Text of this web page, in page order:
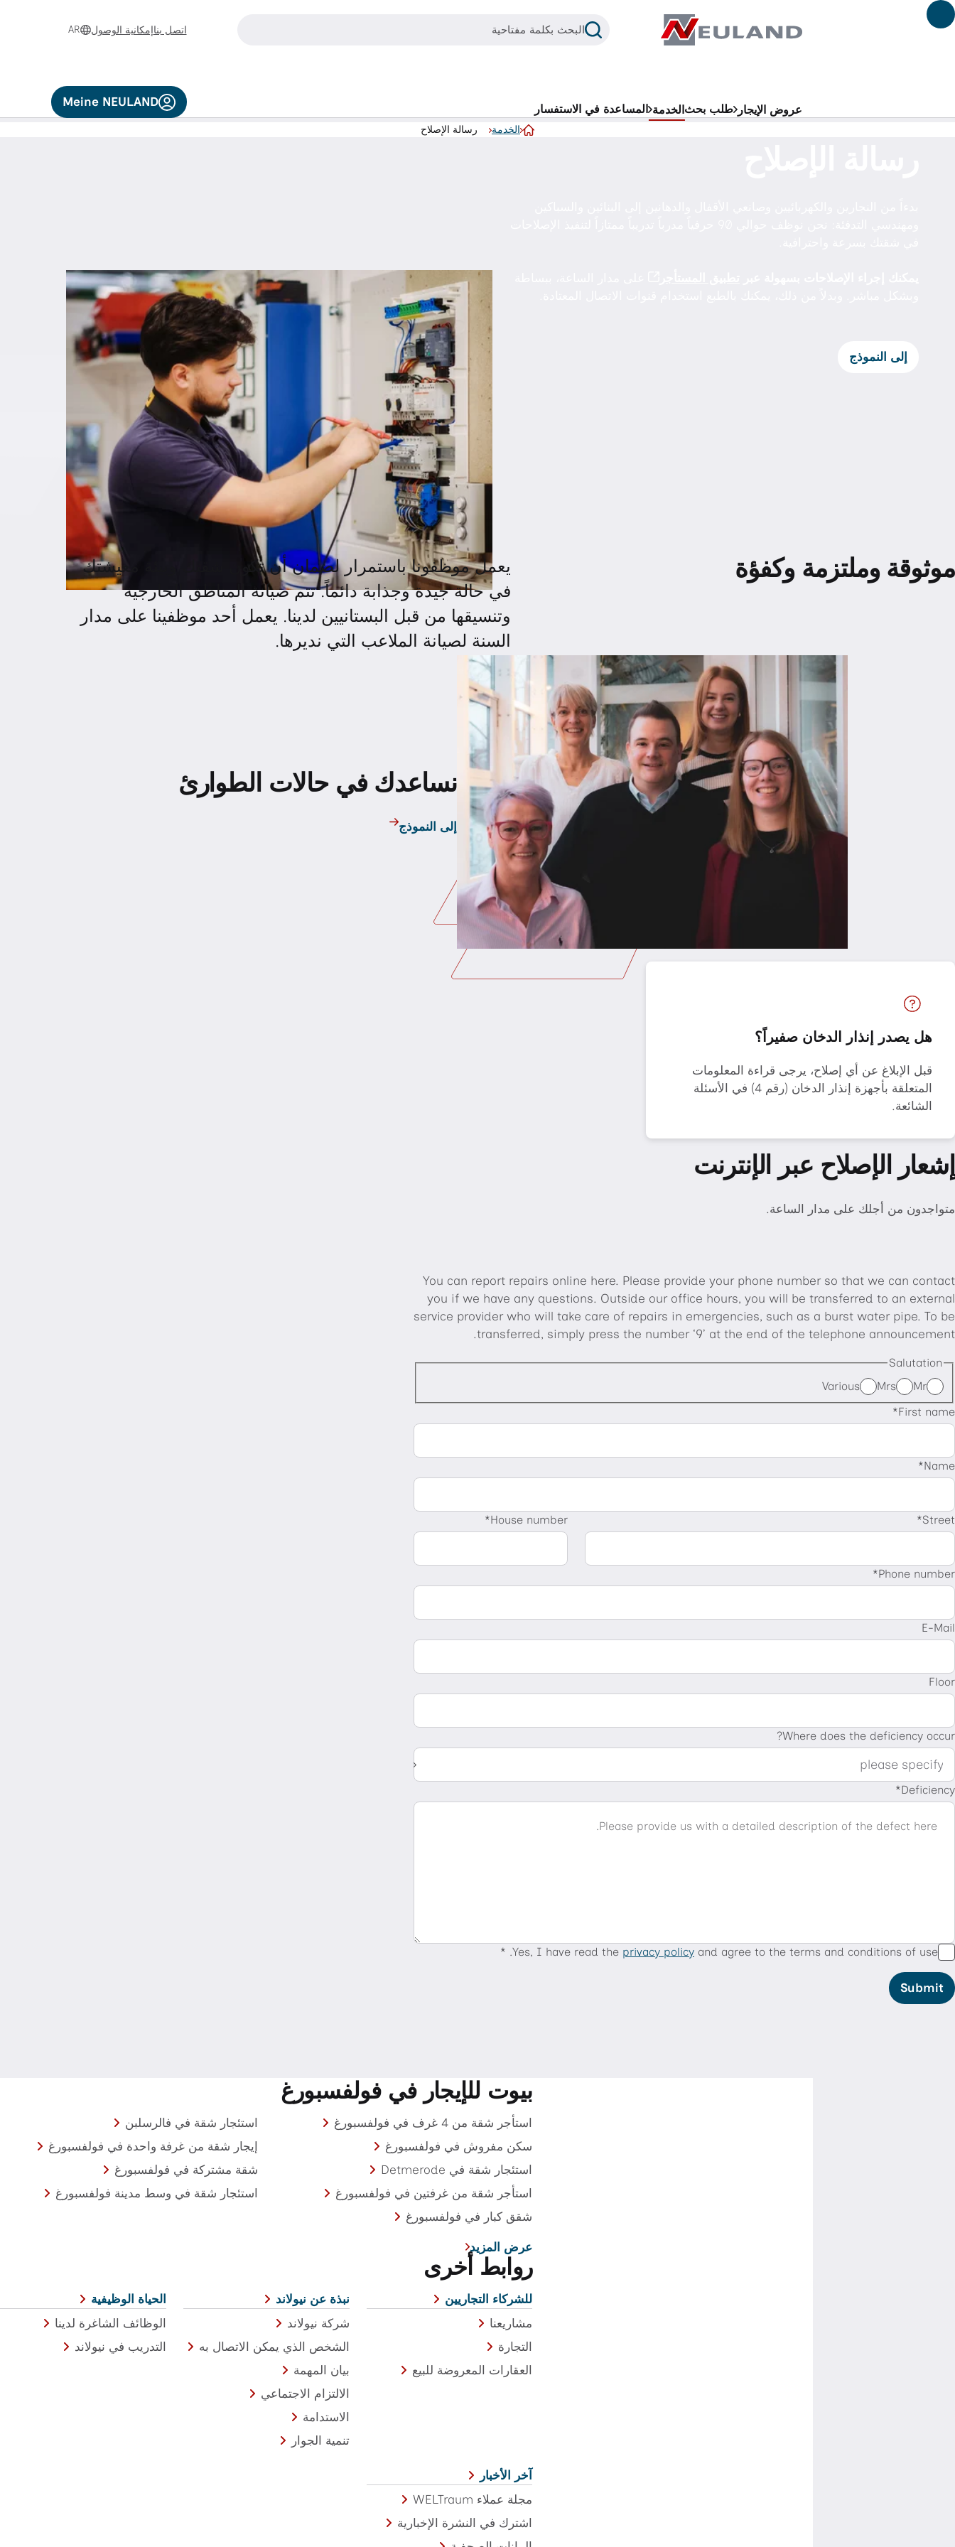
الانتقال إلى المحتوى الرئيسي
البحث بكلمة مفتاحيةبحث
عمليات بحث متكررة
اتصل بناإمكانية الوصول AR
عروض الإيجار طلب بحثالخدمة المساعدة في الاستفسار
Meine NEULAND
الخدمة رسالة الإصلاح
إلى النموذج
موثوقة وملتزمة وكفؤة
يعمل موظفونا باستمرار لضمان أن تكون شقتك وبيئة معيشتك
في حالة جيدة وجذابة دائماً. تتم صيانة المناطق الخارجية
وتنسيقها من قبل البستانيين لدينا. يعمل أحد موظفينا على مدار
السنة لصيانة الملاعب التي نديرها.
نساعدك في حالات الطوارئ
إلى النموذج
هل يصدر إنذار الدخان صفيراً؟
قبل الإبلاغ عن أي إصلاح، يرجى قراءة المعلومات
المتعلقة بأجهزة إنذار الدخان (رقم 4) في الأسئلة
الشائعة.
إشعار الإصلاح عبر الإنترنت
متواجدون من أجلك على مدار الساعة.
You can report repairs online here. Please provide your phone number so that we can contact
you if we have any questions. Outside our office hours, you will be transferred to an external
service provider who will take care of repairs in emergencies, such as a burst water pipe. To be
transferred, simply press the number ‘9’ at the end of the telephone announcement.
Salutation
Mr
Mrs
Various
First name
Name
Street
House number
Phone number
E-Mail
Floor
Where does the deficiency occur?
Deficiency
Yes, I have read the privacy policy and agree to the terms and conditions of use.
Submit
بيوت للإيجار في فولفسبورغ
استأجر شقة من 4 غرف في فولفسبورغ
استئجار شقة في فالرسلبن
سكن مفروش في فولفسبورغ
إيجار شقة من غرفة واحدة في فولفسبورغ
استئجار شقة في Detmerode
شقة مشتركة في فولفسبورغ
استأجر شقة من غرفتين في فولفسبورغ
استئجار شقة في وسط مدينة فولفسبورغ
شقق كبار في فولفسبورغ
عرض المزيد
روابط أخرى
للشركاء التجاريين
مشاريعنا
التجارة
العقارات المعروضة للبيع
نبذة عن نيولاند
شركة نيولاند
الشخص الذي يمكن الاتصال به
بيان المهمة
الالتزام الاجتماعي
الاستدامة
تنمية الجوار
الحياة الوظيفية
الوظائف الشاغرة لدينا
التدريب في نيولاند
آخر الأخبار
مجلة عملاء WELTraum
اشترك في النشرة الإخبارية